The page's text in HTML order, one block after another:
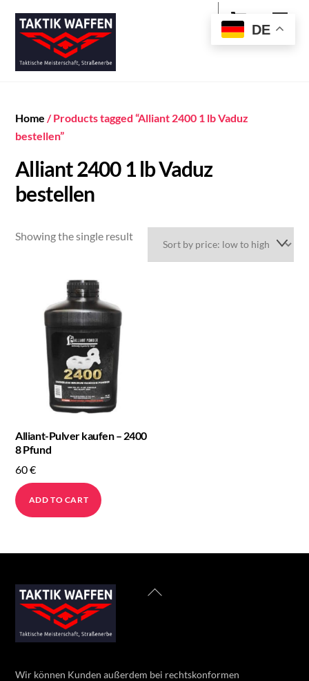
content
Cart
Home / Products tagged “Alliant 2400 1 lb Vaduz
bestellen”
Alliant 2400 1 lb Vaduz
bestellen
Showing the single result
Alliant-Pulver kaufen – 2400
8 Pfund
60€
ADD TO CART
Back
Wir können Kunden außerdem bei rechtskonformen
DE